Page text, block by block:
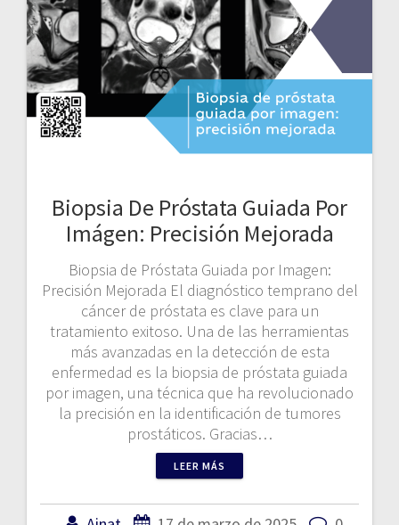
Biopsia De Próstata Guiada Por
Imágen: Precisión Mejorada
Biopsia de Próstata Guiada por Imagen:
Precisión Mejorada El diagnóstico temprano del
cáncer de próstata es clave para un
tratamiento exitoso. Una de las herramientas
más avanzadas en la detección de esta
enfermedad es la biopsia de próstata guiada
por imagen, una técnica que ha revolucionado
la precisión en la identificación de tumores
prostáticos. Gracias…
LEER MÁS